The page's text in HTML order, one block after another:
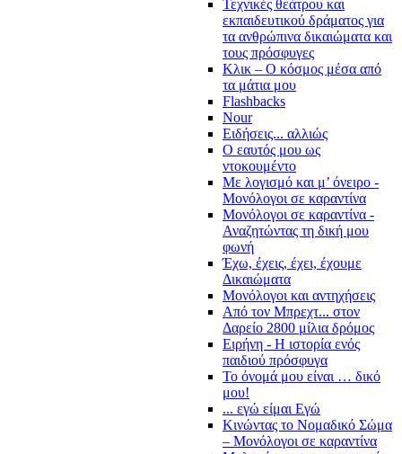
Τεχνικές θεάτρου και
εκπαιδευτικού δράματος για
τα ανθρώπινα δικαιώματα και
τους πρόσφυγες
Κλικ – Ο κόσμος μέσα από
τα μάτια μου
Flashbacks
Nour
Ειδήσεις... αλλιώς
Ο εαυτός μου ως
ντοκουμέντο
Με λογισμό και μ’ όνειρο -
Μονόλογοι σε καραντίνα
Μονόλογοι σε καραντίνα -
Αναζητώντας τη δική μου
φωνή
Έχω, έχεις, έχει, έχουμε
Δικαιώματα
Μονόλογοι και αντηχήσεις
Από τον Μπρεχτ... στον
Δαρείο 2800 μίλια δρόμος
Ειρήνη - Η ιστορία ενός
παιδιού πρόσφυγα
Το όνομά μου είναι … δικό
μου!
... εγώ είμαι Εγώ
Κινώντας το Νομαδικό Σώμα
– Μονόλογοι σε καραντίνα